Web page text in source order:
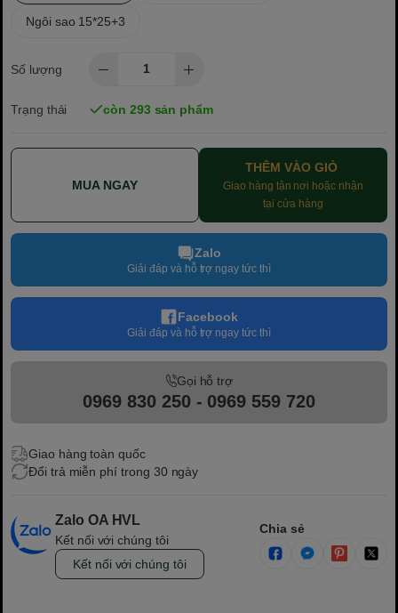
Ngôi sao 15*25+3
Số lượng
Trạng thái còn 293 sản phẩm
MUA NGAY
THÊM VÀO GIỎ
Giao hàng tận nơi hoặc nhận
tại cửa hàng
Zalo
Giải đáp và hỗ trợ ngay tức thì
Facebook
Giải đáp và hỗ trợ ngay tức thì
Gọi hỗ trợ
0969 830 250 - 0969 559 720
Giao hàng toàn quốc
Đổi trả miễn phí trong 30 ngày
Zalo OA HVL
Kết nối với chúng tôi
Kết nối với chúng tôi
Chia sẻ